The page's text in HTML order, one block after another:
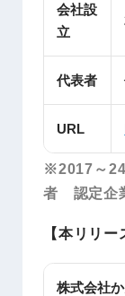
会社設
立
代表者
URL
※2017～
者 認定企
【本リリ
株式会社